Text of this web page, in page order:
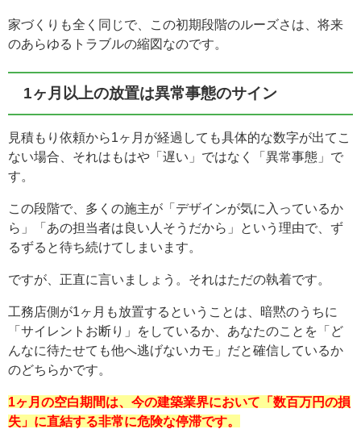
家づくりも全く同じで、この初期段階のルーズさは、将来
のあらゆるトラブルの縮図なのです。
1ヶ月以上の放置は異常事態のサイン
見積もり依頼から1ヶ月が経過しても具体的な数字が出てこ
ない場合、それはもはや「遅い」ではなく「異常事態」で
す。
この段階で、多くの施主が「デザインが気に入っているか
ら」「あの担当者は良い人そうだから」という理由で、ず
るずると待ち続けてしまいます。
ですが、正直に言いましょう。それはただの執着です。
工務店側が1ヶ月も放置するということは、暗黙のうちに
「サイレントお断り」をしているか、あなたのことを「ど
んなに待たせても他へ逃げないカモ」だと確信しているか
のどちらかです。
1ヶ月の空白期間は、今の建築業界において「数百万円の損
失」に直結する非常に危険な停滞です。